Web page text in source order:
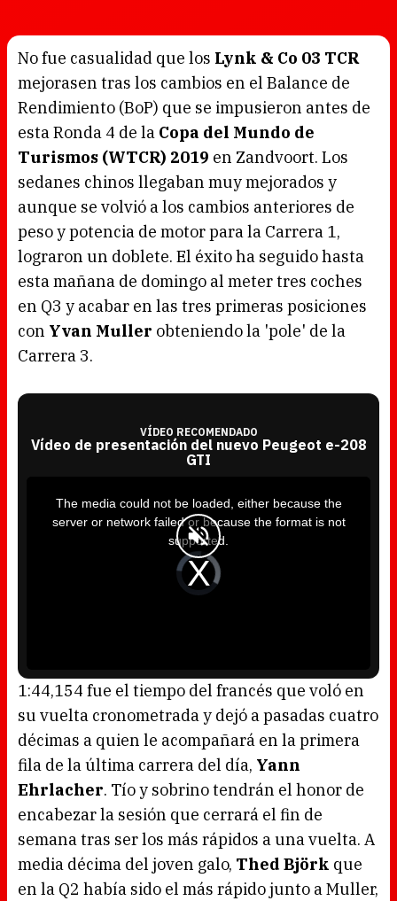
No fue casualidad que los Lynk & Co 03 TCR
mejorasen tras los cambios en el Balance de
Rendimiento (BoP) que se impusieron antes de
esta Ronda 4 de la Copa del Mundo de
Turismos (WTCR) 2019 en Zandvoort. Los
sedanes chinos llegaban muy mejorados y
aunque se volvió a los cambios anteriores de
peso y potencia de motor para la Carrera 1,
lograron un doblete. El éxito ha seguido hasta
esta mañana de domingo al meter tres coches
en Q3 y acabar en las tres primeras posiciones
con Yvan Muller obteniendo la 'pole' de la
Carrera 3.
VÍDEO RECOMENDADO
Vídeo de presentación del nuevo Peugeot e-208
GTI
V
i
e
a
i
n
.
The media could not be loaded, either because the
server or network failed or because the format is not
supported.
1:44,154 fue el tiempo del francés que voló en
su vuelta cronometrada y dejó a pasadas cuatro
décimas a quien le acompañará en la primera
fila de la última carrera del día, Yann
Ehrlacher. Tío y sobrino tendrán el honor de
encabezar la sesión que cerrará el fin de
semana tras ser los más rápidos a una vuelta. A
media décima del joven galo, Thed Björk que
en la Q2 había sido el más rápido junto a Muller,